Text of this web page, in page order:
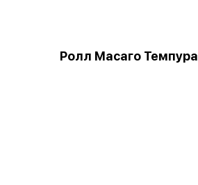
Ролл Масаго Темпура